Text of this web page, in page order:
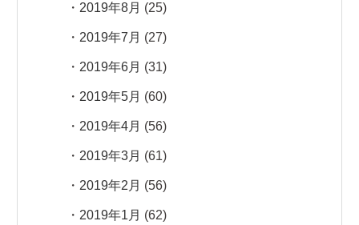
2019年8月 (25)
2019年7月 (27)
2019年6月 (31)
2019年5月 (60)
2019年4月 (56)
2019年3月 (61)
2019年2月 (56)
2019年1月 (62)